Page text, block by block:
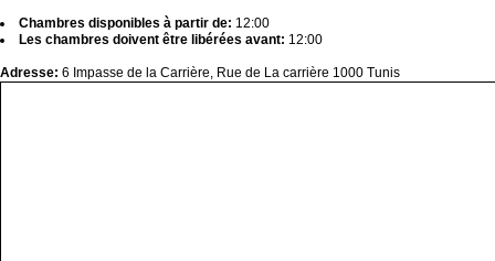
Chambres disponibles à partir de: 12:00
Les chambres doivent être libérées avant: 12:00
Adresse: 6 Impasse de la Carrière, Rue de La carrière 1000 Tunis